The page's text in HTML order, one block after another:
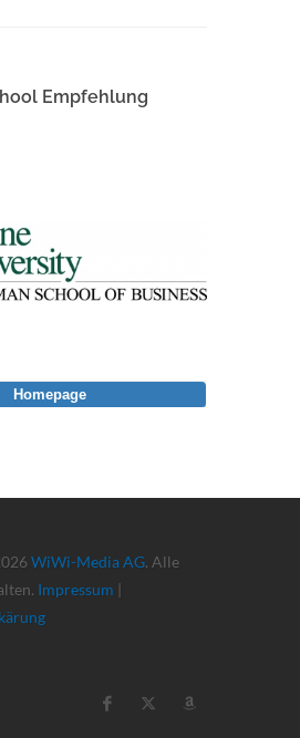
Empfehlung
WiWi-Media AG. Alle
Impressum |
Homepage